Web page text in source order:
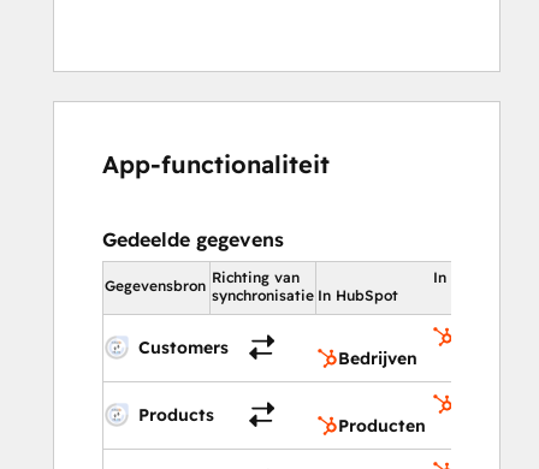
App-functionaliteit
Gedeelde gegevens
Gegevensbron Richting van
synchronisatie
In HubSpot
In HubSpot
Customers
Bedrijven
Products
Producten